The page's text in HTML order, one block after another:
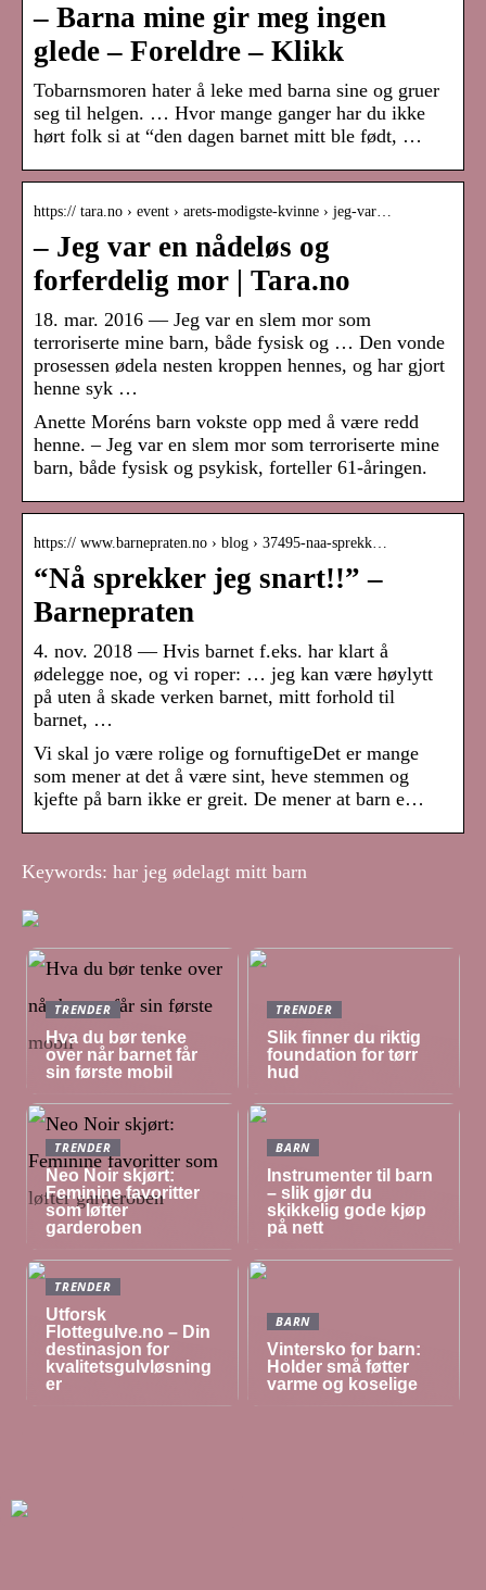
– Barna mine gir meg ingen
glede – Foreldre – Klikk
Tobarnsmoren hater å leke med barna sine og gruer
seg til helgen. … Hvor mange ganger har du ikke
hørt folk si at “den dagen barnet mitt ble født, …
https:// tara.no › event › arets-modigste-kvinne › jeg-var…
– Jeg var en nådeløs og
forferdelig mor | Tara.no
18. mar. 2016 — Jeg var en slem mor som
terroriserte mine barn, både fysisk og … Den vonde
prosessen ødela nesten kroppen hennes, og har gjort
henne syk …
Anette Moréns barn vokste opp med å være redd
henne. – Jeg var en slem mor som terroriserte mine
barn, både fysisk og psykisk, forteller 61-åringen.
https:// www.barnepraten.no › blog › 37495-naa-sprekk…
“Nå sprekker jeg snart!!” –
Barnepraten
4. nov. 2018 — Hvis barnet f.eks. har klart å
ødelegge noe, og vi roper: … jeg kan være høylytt
på uten å skade verken barnet, mitt forhold til
barnet, …
Vi skal jo være rolige og fornuftigeDet er mange
som mener at det å være sint, heve stemmen og
kjefte på barn ikke er greit. De mener at barn e…
Keywords: har jeg ødelagt mitt barn
TRENDER
Hva du bør tenke
over når barnet får
sin første mobil
TRENDER
Slik finner du riktig
foundation for tørr
hud
TRENDER
Neo Noir skjørt:
Feminine favoritter
som løfter
garderoben
BARN
Instrumenter til barn
– slik gjør du
skikkelig gode kjøp
på nett
TRENDER
Utforsk
Flottegulve.no – Din
destinasjon for
kvalitetsgulvløsning
er
BARN
Vintersko for barn:
Holder små føtter
varme og koselige